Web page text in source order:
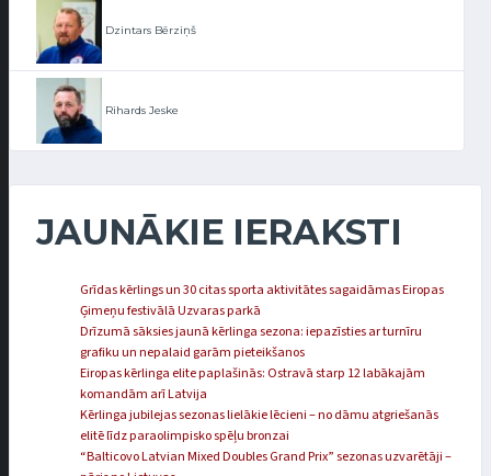
Dzintars Bērziņš
Rihards Jeske
JAUNĀKIE IERAKSTI
Grīdas kērlings un 30 citas sporta aktivitātes sagaidāmas Eiropas
Ģimeņu festivālā Uzvaras parkā
Drīzumā sāksies jaunā kērlinga sezona: iepazīsties ar turnīru
grafiku un nepalaid garām pieteikšanos
Eiropas kērlinga elite paplašinās: Ostravā starp 12 labākajām
komandām arī Latvija
Kērlinga jubilejas sezonas lielākie lēcieni – no dāmu atgriešanās
elitē līdz paraolimpisko spēļu bronzai
“Balticovo Latvian Mixed Doubles Grand Prix” sezonas uzvarētāji –